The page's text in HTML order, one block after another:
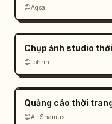
@Aqsa
Chụp ảnh studio
@Johnn
Quảng cáo thời
@Al-Shamus